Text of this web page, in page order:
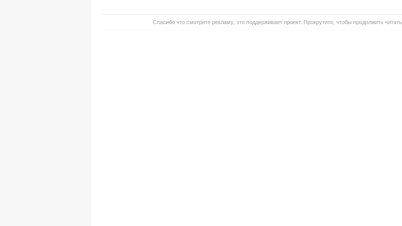
Спасибо что смотрите рекламу, это поддерживает проект. Прокрутите, чтобы продолжить читать